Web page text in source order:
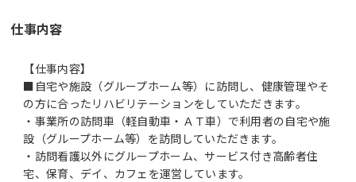
仕事内容
【仕事内容】
■自宅や施設（グループホーム等）に訪問し、健康管理やそ
の方に合ったリハビリテーションをしていただきます。
・事業所の訪問車（軽自動車・ＡＴ車）で利用者の自宅や施
設（グループホーム等）を訪問していただきます。
・訪問看護以外にグループホーム、サービス付き高齢者住
宅、保育、デイ、カフェを運営しています。